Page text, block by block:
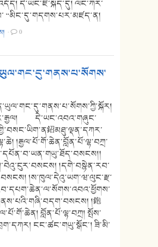
དེ་ཡང་ཇི་སྐད་དུ། ལང་ཀར་
“མིང་དུ་གདགས་པར་མཛད་ན།
· 0
དེ་ཡང་འབའ་གཞུང་
鉊མཐུ་ལྡན་དཀར་
།རྒྱལ་པོ་གོ་ཆེན་བློན་པོ་ལྷ་བཀྲ་
།དགེ་བསྙེན་རབ་
།ས་ཁུལ་དེའུ་ཡག་ཝ་ལུང་རྫ་
།鉋
བློན་པོ་ལྷ་བཀྲ། སྤོས་
ངང་ཚང་གཡུ་སྒོང༌། ཟི་མི་